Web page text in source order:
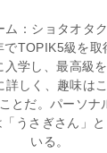
ム：ショタオタ
TOPIK5級を取
学し、最高級
詳しく、趣味は
とだ。パーソナ
うさぎさん」
いる。